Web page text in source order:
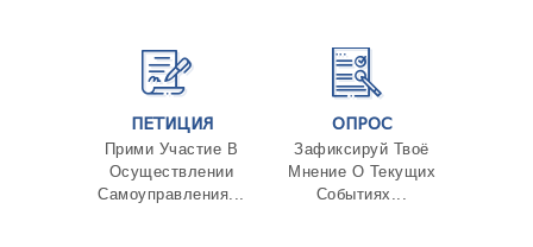
ПЕТИЦИЯ
Прими Участие В
Осуществлении
Самоуправления...
ОПРОС
Зафиксируй Твоё
Мнение О Текущих
Событиях...